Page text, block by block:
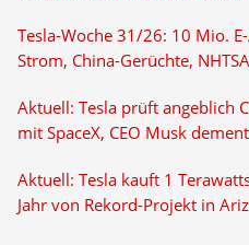
Tesla-Woche 31/26: 10 Mio.
Strom, China-Gerüchte,
Aktuell: Tesla prüft angeblich
mit SpaceX, CEO Musk
Aktuell: Tesla kauft 1
Jahr von Rekord-Projekt in